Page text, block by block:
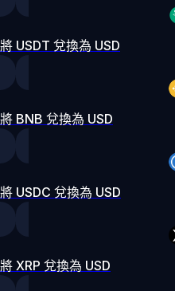
將 USDT 兌換為 USD
將 BNB 兌換為 USD
將 USDC 兌換為 USD
將 XRP 兌換為 USD